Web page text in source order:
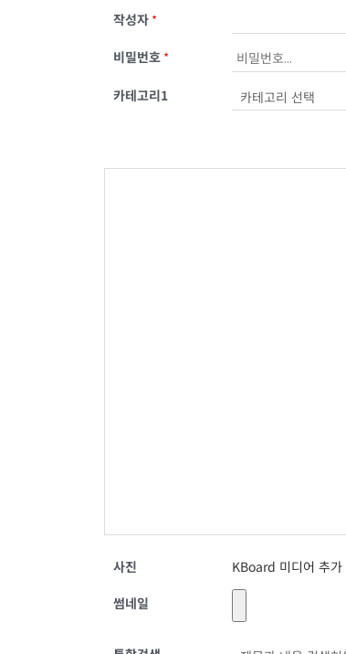
작성자 *
비밀번호 *
카테고리1
사진
KBoard 미디어 추가
썸네일